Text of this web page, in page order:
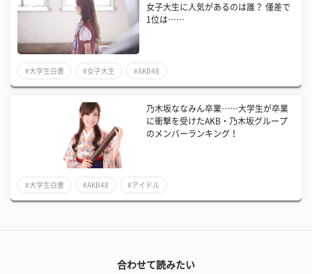
女子大生に人気があるのは誰？ 僅差で
1位は……
#大学生白書 #女子大生 #AKB48
乃木坂ななみん卒業……大学生が卒業
に衝撃を受けたAKB・乃木坂グループ
のメンバーランキング！
#大学生白書 #AKB48 #アイドル
合わせて読みたい